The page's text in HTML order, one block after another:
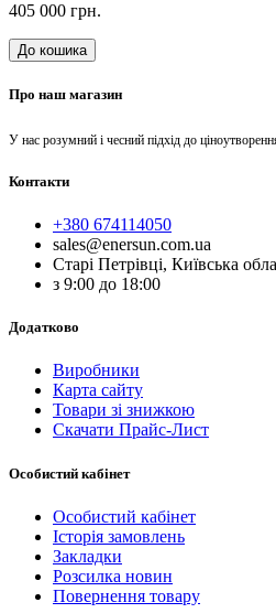
405 000 грн.
До кошика
Про наш магазин
У нас розумний і чесний підхід до
Контакти
+380 674114050
sales@enersun.com.ua
Старі Петрівці, Київська
з 9:00 до 18:00
Додатково
Виробники
Карта сайту
Товари зі знижкою
Скачати Прайс-Лист
Особистий кабінет
Особистий кабінет
Історія замовлень
Закладки
Розсилка новин
Повернення товару